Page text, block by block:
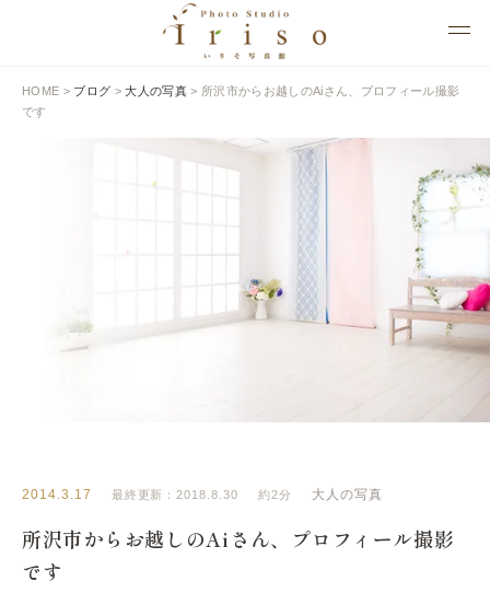
HOME > ブログ >大人の写真> 所沢市からお越しのAiさん、プロフィール撮影
です
2014.3.17 最終更新：2018.8.30 約2分 大人の写真
所沢市からお越しのAiさん、プロフィール撮影
です